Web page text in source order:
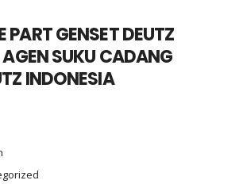
PART GENSET DEUTZ
SUKU CADANG
INDONESIA